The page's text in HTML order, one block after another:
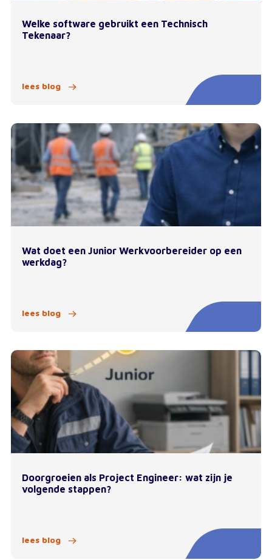
Welke software gebruikt een Technisch
Tekenaar?
lees blog
Wat doet een Junior Werkvoorbereider op een
werkdag?
lees blog
Doorgroeien als Project Engineer: wat zijn je
volgende stappen?
lees blog